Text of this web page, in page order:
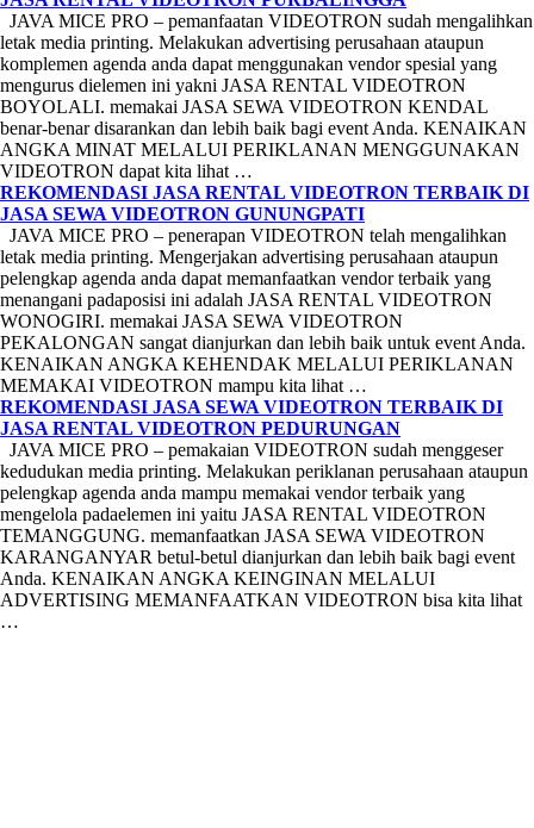
JAVA MICE PRO – pemanfaatan VIDEOTRON sudah mengalihkan
letak media printing. Melakukan advertising perusahaan ataupun
komplemen agenda anda dapat menggunakan vendor spesial yang
mengurus dielemen ini yakni JASA RENTAL VIDEOTRON
BOYOLALI. memakai JASA SEWA VIDEOTRON KENDAL
benar-benar disarankan dan lebih baik bagi event Anda. KENAIKAN
ANGKA MINAT MELALUI PERIKLANAN MENGGUNAKAN
VIDEOTRON dapat kita lihat …
REKOMENDASI JASA RENTAL VIDEOTRON TERBAIK DI
JASA SEWA VIDEOTRON GUNUNGPATI
JAVA MICE PRO – penerapan VIDEOTRON telah mengalihkan
letak media printing. Mengerjakan advertising perusahaan ataupun
pelengkap agenda anda dapat memanfaatkan vendor terbaik yang
menangani padaposisi ini adalah JASA RENTAL VIDEOTRON
WONOGIRI. memakai JASA SEWA VIDEOTRON
PEKALONGAN sangat dianjurkan dan lebih baik untuk event Anda.
KENAIKAN ANGKA KEHENDAK MELALUI PERIKLANAN
MEMAKAI VIDEOTRON mampu kita lihat …
REKOMENDASI JASA SEWA VIDEOTRON TERBAIK DI
JASA RENTAL VIDEOTRON PEDURUNGAN
JAVA MICE PRO – pemakaian VIDEOTRON sudah menggeser
kedudukan media printing. Melakukan periklanan perusahaan ataupun
pelengkap agenda anda mampu memakai vendor terbaik yang
mengelola padaelemen ini yaitu JASA RENTAL VIDEOTRON
TEMANGGUNG. memanfaatkan JASA SEWA VIDEOTRON
KARANGANYAR betul-betul dianjurkan dan lebih baik bagi event
Anda. KENAIKAN ANGKA KEINGINAN MELALUI
ADVERTISING MEMANFAATKAN VIDEOTRON bisa kita lihat
…